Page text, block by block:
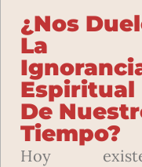
¿Nos
La
Espiritual
De
Tiempo?
Hoy